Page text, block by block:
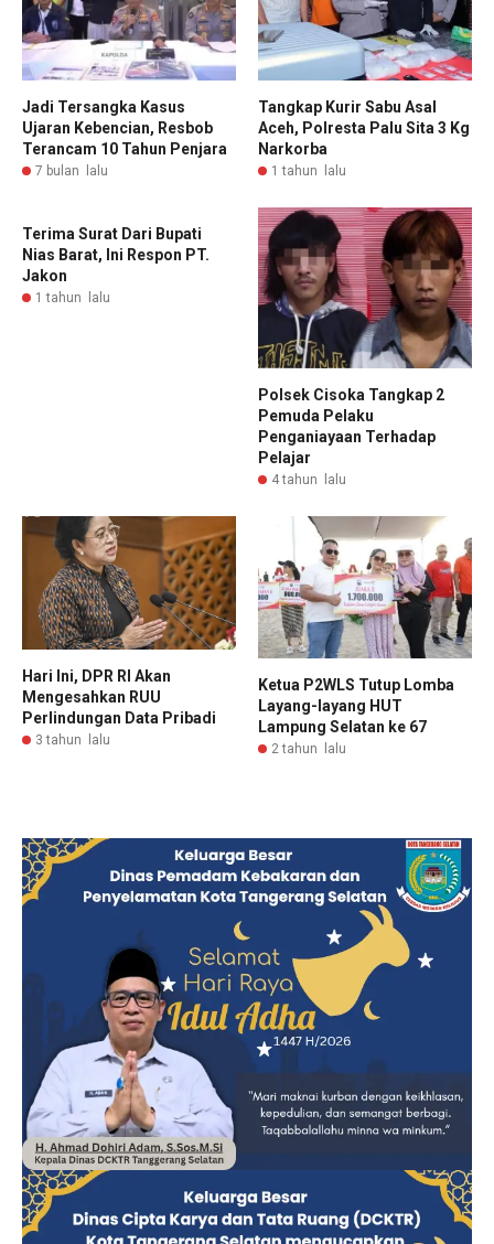
Jadi Tersangka Kasus
Ujaran Kebencian, Resbob
Terancam 10 Tahun Penjara
7 bulan lalu
Tangkap Kurir Sabu Asal
Aceh, Polresta Palu Sita 3 Kg
Narkorba
1 tahun lalu
Terima Surat Dari Bupati
Nias Barat, Ini Respon PT.
Jakon
1 tahun lalu
Polsek Cisoka Tangkap 2
Pemuda Pelaku
Penganiayaan Terhadap
Pelajar
4 tahun lalu
Hari Ini, DPR RI Akan
Mengesahkan RUU
Perlindungan Data Pribadi
3 tahun lalu
Ketua P2WLS Tutup Lomba
Layang-layang HUT
Lampung Selatan ke 67
2 tahun lalu